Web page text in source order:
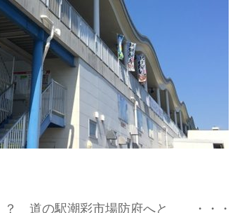
？ 道の駅潮彩市場防府へと ・・・